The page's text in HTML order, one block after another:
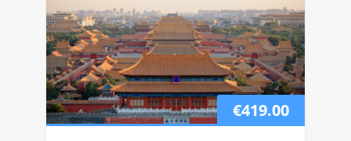
€419.00